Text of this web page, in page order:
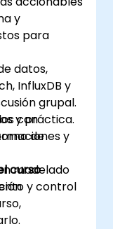
y
para
datos,
InfluxDB y
con
y
modelado
y control
grupal.
y práctica.
de
curso